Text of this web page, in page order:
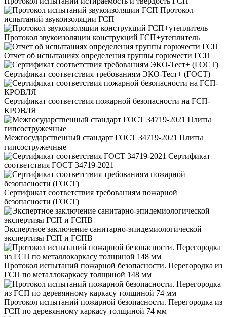
Протокол
испытаний звукоизоляции ГСП
Протокол звукоизоляции конструкций ГСП+утеплитель
Отчет об испытаниях определения группы горючести ГСП
Сертификат соответствия требованиям ЭКО-Тест+ (ГОСТ)
Сертификат соответствия пожарной безопасности на ГСП-
КРОВЛЯ
Межгосударственный стандарт ГОСТ 34719-2021 Плиты
гипсостружечные
Сертификат
соответствия ГОСТ 34719-2021
Сертификат соответствия требованиям пожарной
безопасности (ГОСТ)
Экспертное заключение санитарно-эпидемиологической
экспертизы ГСП и ГСПВ
Протокол испытаний пожарной безопасности. Перегородка из
ГСП по металлокаркасу толщиной 148 мм
Протокол испытаний пожарной безопасности. Перегородка из
ГСП по деревянному каркасу толщиной 74 мм